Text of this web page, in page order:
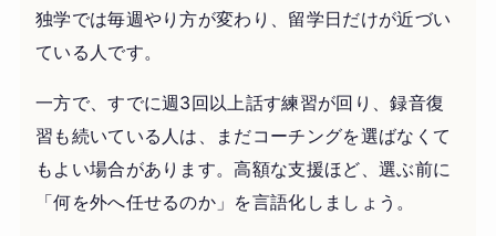
独学では毎週やり方が変わり、留学日だけが近づい
ている人です。
一方で、すでに週3回以上話す練習が回り、録音復
習も続いている人は、まだコーチングを選ばなくて
もよい場合があります。高額な支援ほど、選ぶ前に
「何を外へ任せるのか」を言語化しましょう。